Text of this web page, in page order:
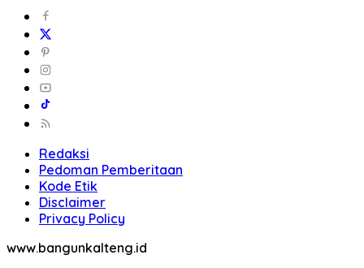
Redaksi
Pedoman Pemberitaan
Kode Etik
Disclaimer
Privacy Policy
www.bangunkalteng.id